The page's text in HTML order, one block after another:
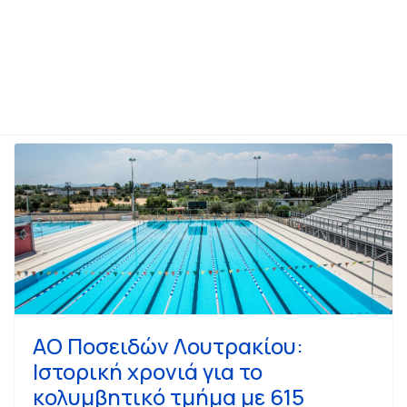
ΑΟ Ποσειδών Λουτρακίου:
Ιστορική χρονιά για το
κολυμβητικό τμήμα με 615